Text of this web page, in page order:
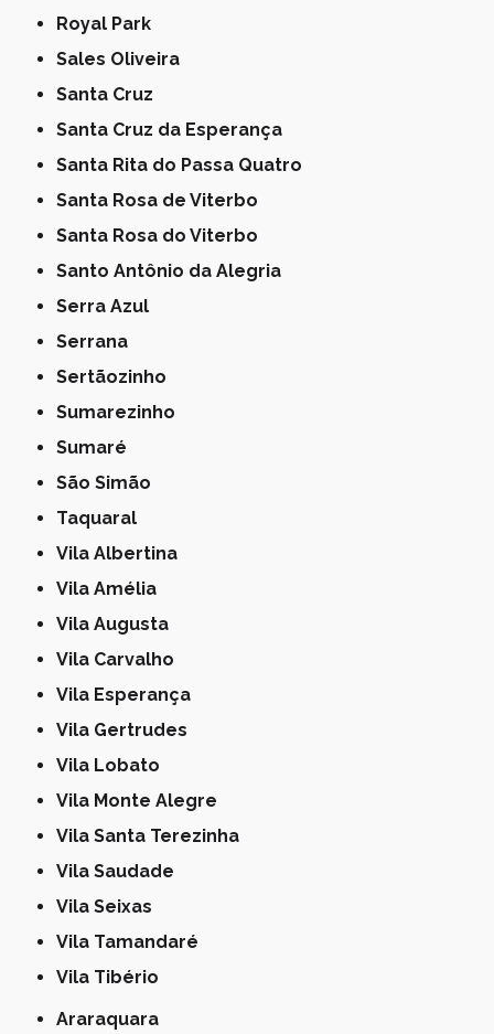
Royal Park
Sales Oliveira
Santa Cruz
Santa Cruz da Esperança
Santa Rita do Passa Quatro
Santa Rosa de Viterbo
Santa Rosa do Viterbo
Santo Antônio da Alegria
Serra Azul
Serrana
Sertãozinho
Sumarezinho
Sumaré
São Simão
Taquaral
Vila Albertina
Vila Amélia
Vila Augusta
Vila Carvalho
Vila Esperança
Vila Gertrudes
Vila Lobato
Vila Monte Alegre
Vila Santa Terezinha
Vila Saudade
Vila Seixas
Vila Tamandaré
Vila Tibério
Araraquara